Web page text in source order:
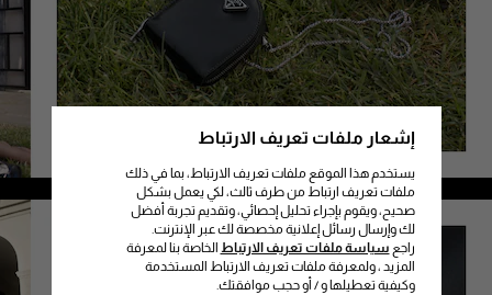
إشعار ملفات تعريف الارتباط
يستخدم هذا الموقع ملفات تعريف الارتباط، بما في ذلك
ملفات تعريف ارتباط من طرف ثالث، لكي يعمل بشكل
صحيح، ويقوم بإجراء تحليل إحصائي، وتقديم تجربة أفضل
لك وإرسال رسائل إعلانية مخصصة لك عبر الإنترنت.
راجع سياسة ملفات تعريف الارتباط الخاصة بنا لمعرفة
المزيد ، ولمعرفة ملفات تعريف الارتباط المستخدمة
وكيفية تعطيلها و / أو حجب موافقتك.